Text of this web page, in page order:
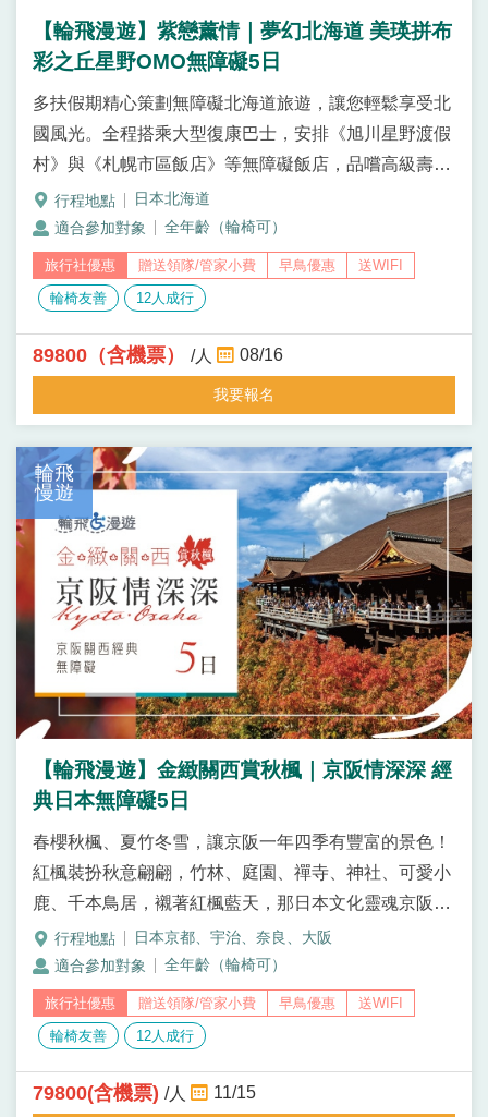
【輪飛漫遊】紫戀薰情｜夢幻北海道 美瑛拼布
彩之丘星野OMO無障礙5日
多扶假期精心策劃無障礙北海道旅遊，讓您輕鬆享受北
國風光。全程搭乘大型復康巴士，安排《旭川星野渡假
村》與《札幌市區飯店》等無障礙飯店，品嚐高級壽司
御膳、豪華海鮮丼、成吉思汗烤肉、三大蟹吃到飽等當
地必吃美食，滿足您的味蕾。精彩豐富的行程，包括
『美瑛拼布之路』、『四季彩之丘』、『富田農場』，
一望無際的花海與藍天白雲組成如畫般的美景，還有超
夢幻絕景『白金青池』，浪漫景點『小樽運河』和『玻
璃金字塔』等等，絕對讓您一生難忘。
日本北海道
全年齡（輪椅可）
贈送領隊/管家小費 早鳥優惠
送WIFI
輪椅友善
12人成行
89800（含機票） /人 08/16
我要報名
輪飛
慢遊
【輪飛漫遊】金緻關西賞秋楓｜京阪情深深 經
典日本無障礙5日
春櫻秋楓、夏竹冬雪，讓京阪一年四季有豐富的景色！
紅楓裝扮秋意翩翩，竹林、庭園、禪寺、神社、可愛小
鹿、千本鳥居，襯著紅楓藍天，那日本文化靈魂京阪的
呼喚，你怎能錯過？豈能錯過？
日本京都、宇治、奈良、大阪
全年齡（輪椅可）
贈送領隊/管家小費 早鳥優惠
送WIFI
輪椅友善
12人成行
79800(含機票) /人 11/15